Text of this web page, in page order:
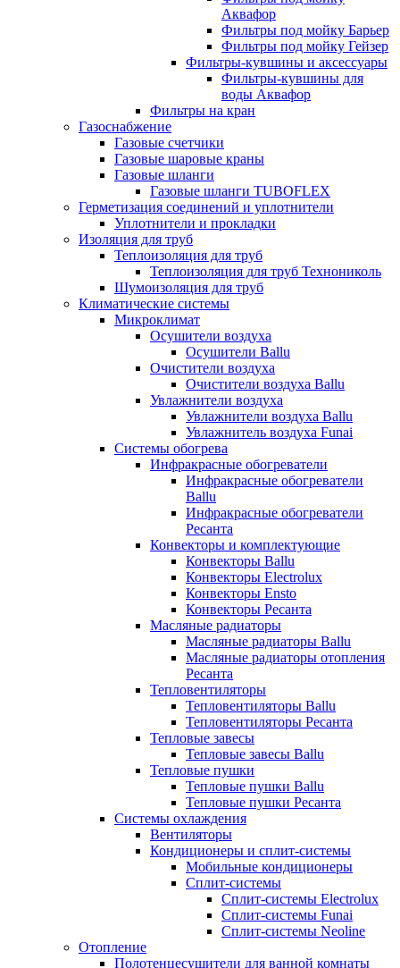
Аквафор
Фильтры под мойку Барьер
Фильтры под мойку Гейзер
Фильтры-кувшины и аксессуары
Фильтры-кувшины для
воды Аквафор
Фильтры на кран
Газоснабжение
Газовые счетчики
Газовые шаровые краны
Газовые шланги
Газовые шланги TUBOFLEX
Герметизация соединений и уплотнители
Уплотнители и прокладки
Изоляция для труб
Теплоизоляция для труб
Теплоизоляция для труб Технониколь
Шумоизоляция для труб
Климатические системы
Микроклимат
Осушители воздуха
Осушители Ballu
Очистители воздуха
Очистители воздуха Ballu
Увлажнители воздуха
Увлажнители воздуха Ballu
Увлажнитель воздуха Funai
Системы обогрева
Инфракрасные обогреватели
Инфракрасные обогреватели
Ballu
Инфракрасные обогреватели
Ресанта
Конвекторы и комплектующие
Конвекторы Ballu
Конвекторы Electrolux
Конвекторы Ensto
Конвекторы Ресанта
Масляные радиаторы
Масляные радиаторы Ballu
Масляные радиаторы отопления
Ресанта
Тепловентиляторы
Тепловентиляторы Ballu
Тепловентиляторы Ресанта
Тепловые завесы
Тепловые завесы Ballu
Тепловые пушки
Тепловые пушки Ballu
Тепловые пушки Ресанта
Системы охлаждения
Вентиляторы
Кондиционеры и сплит-системы
Мобильные кондиционеры
Сплит-системы
Сплит-системы Electrolux
Сплит-системы Funai
Сплит-системы Neoline
Отопление
Полотенцесушители для ванной комнаты